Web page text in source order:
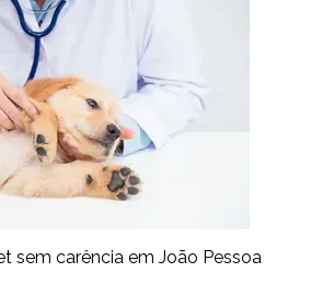
sem carência em João Pessoa